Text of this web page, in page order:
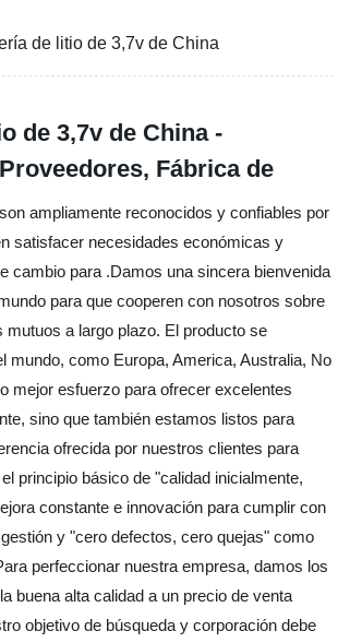
de litio de 3,7v de China
de 3,7v de China -
Fábrica de
ampliamente reconocidos y confiables por
satisfacer necesidades económicas y
cambio para .Damos una sincera bienvenida
para que cooperen con nosotros sobre
mutuos a largo plazo. El producto se
mundo, como Europa, America, Australia, No
mejor esfuerzo para ofrecer excelentes
sino que también estamos listos para
ofrecida por nuestros clientes para
principio básico de "calidad inicialmente,
constante e innovación para cumplir con
y "cero defectos, cero quejas" como
perfeccionar nuestra empresa, damos los
buena alta calidad a un precio de venta
objetivo de búsqueda y corporación debe